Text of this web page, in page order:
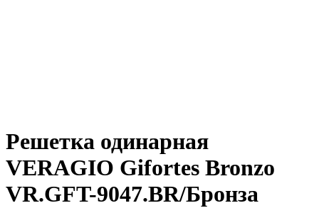
Решетка одинарная
VERAGIO Gifortes Bronzo
VR.GFT-9047.BR/Бронза